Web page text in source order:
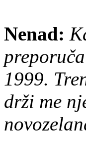
Nenad:
1999.
drži me